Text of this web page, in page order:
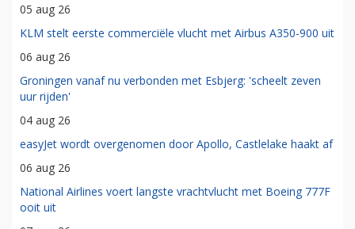
05 aug 26
KLM stelt eerste commerciële vlucht met Airbus A350-900 uit
06 aug 26
Groningen vanaf nu verbonden met Esbjerg: 'scheelt zeven
uur rijden'
04 aug 26
easyJet wordt overgenomen door Apollo, Castlelake haakt af
06 aug 26
National Airlines voert langste vrachtvlucht met Boeing 777F
ooit uit